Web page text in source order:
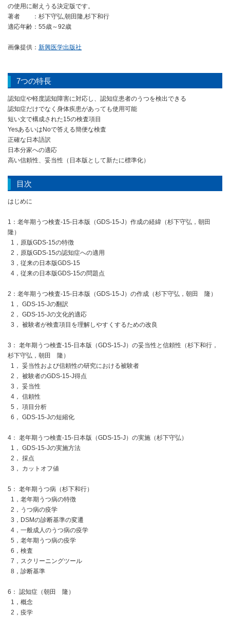
の使用に耐えうる決定版です。
著者 ：杉下守弘,朝田隆,杉下和行
適応年齢：55歳～92歳
画像提供： 新興医学出版社
7つの特長
認知症や軽度認知障害に対応し、認知症患者のうつを検出できる
認知症だけでなく身体疾患があっても使用可能
短い文で構成された15の検査項目
YesあるいはNoで答える簡便な検査
正確な日本語訳
日本分家への適応
高い信頼性、妥当性（日本版として新たに標準化）
目次
はじめに
1：老年期うつ検査-15-日本版（GDS-15-J）作成の経緯（杉下守弘，朝田
隆）
1，原版GDS-15の特徴
2，原版GDS-15の認知症への適用
3，従来の日本版GDS-15
4，従来の日本版GDS-15の問題点
2：老年期うつ検査-15-日本版（GDS-15-J）の作成（杉下守弘，朝田 隆）
1， GDS-15-Jの翻訳
2， GDS-15-Jの文化的適応
3， 被験者が検査項目を理解しやすくするための改良
3： 老年期うつ検査-15-日本版（GDS-15-J）の妥当性と信頼性（杉下和行，
杉下守弘，朝田 隆）
1， 妥当性および信頼性の研究における被験者
2， 被験者のGDS-15-J得点
3， 妥当性
4， 信頼性
5， 項目分析
6， GDS-15-Jの短縮化
4： 老年期うつ検査-15-日本版（GDS-15-J）の実施（杉下守弘）
1， GDS-15-Jの実施方法
2， 採点
3， カットオフ値
5： 老年期うつ病（杉下和行）
1，老年期うつ病の特徴
2，うつ病の疫学
3，DSMの診断基準の変遷
4，一般成人のうつ病の疫学
5，老年期うつ病の疫学
6，検査
7，スクリーニングツール
8，診断基準
6： 認知症（朝田 隆）
1，概念
2，疫学